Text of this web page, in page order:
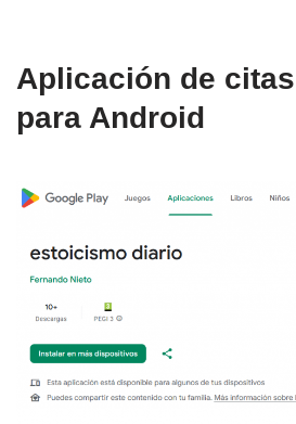
Aplicación de
para Android